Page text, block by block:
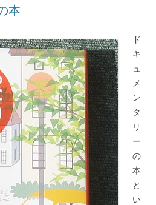
本
ド
キ
ュ
メ
ン
タ
リ
ー
の
本
と
い